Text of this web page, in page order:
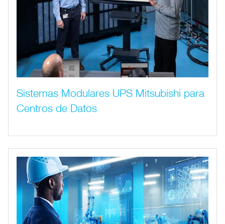
Sistemas Modulares UPS Mitsubishi para
Centros de Datos